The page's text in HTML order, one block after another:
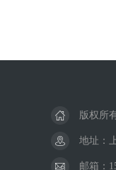
版权所
地址：
邮箱：